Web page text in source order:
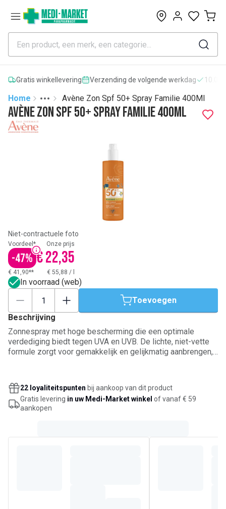
0
Gratis winkellevering Verzending de volgende werkdag
Home
More
Toggle menu
Avène Zon Spf 50+ Spray Familie 400Ml
Avène Zon Spf 50+ Spray Familie 400Ml
Niet-contractuele foto
Voordeel*
-47%
Onze prijs
€ 22,35
€ 41,90** € 55,88 /
In voorraad (web)
Toevoegen
Beschrijving
Zonnespray met hoge bescherming die een optimale
verdediging biedt tegen UVA en UVB. De lichte, niet-vette
formule zorgt voor gemakkelijk en gelijkmatig aanbrengen,
zonnestralen. Deze spray is ideaal voor de gevoelige huid
en geschikt voor het hele gezin.
22 loyaliteitspunten bij aankoop van dit product
Gratis levering in uw Medi-Market winkel of vanaf € 59
aankopen